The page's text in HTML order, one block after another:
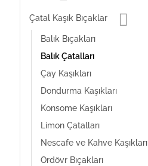
Çatal Kaşık Bıçaklar
Balık Bıçakları
Balık Çatalları
Çay Kaşıkları
Dondurma Kaşıkları
Konsome Kaşıkları
Limon Çatalları
Nescafe ve Kahve Kaşıkları
Ordövr Bıçakları